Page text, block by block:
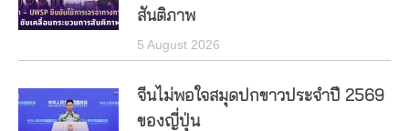
สันติภาพ
5 August 2026
จีนไม่พอใจสมุดปกขาวประจำปี 2569
ของญี่ปุ่น